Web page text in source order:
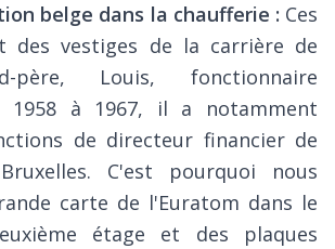
belge dans la chaufferie : Ces
des vestiges de la carrière de
père, Louis, fonctionnaire
1958 à 1967, il a notamment
de directeur financier de
C'est pourquoi nous
carte de l'Euratom dans le
étage et des plaques